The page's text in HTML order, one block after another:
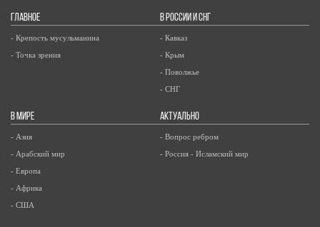
ГЛАВНОЕ
- Крепость мусульманина
- Точка зрения
В РОССИИ И СНГ
- Кавказ
- Крым
- Поволжье
- СНГ
В МИРЕ
- Азия
- Арабский мир
- Европа
- Африка
- США
АКТУАЛЬНО
- Вопрос ребром
- Россия - Исламский мир